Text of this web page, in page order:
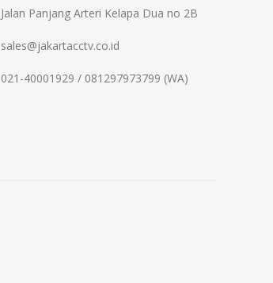
Jalan Panjang Arteri Kelapa Dua no 2B
sales@jakartacctv.co.id
021-40001929 / 081297973799 (WA)